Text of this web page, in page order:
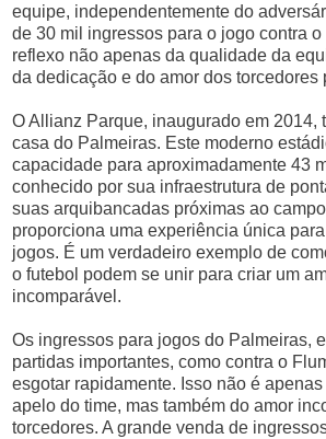
equipe, independentemente do
de 30 mil ingressos para o jogo contra
reflexo não apenas da qualidade da
da dedicação e do amor dos torcedores
O Allianz Parque, inaugurado em 2014,
casa do Palmeiras. Este moderno
capacidade para aproximadamente 43
conhecido por sua infraestrutura de
suas arquibancadas próximas ao
proporciona uma experiência única
jogos. É um verdadeiro exemplo de
o futebol podem se unir para criar um
incomparável.
Os ingressos para jogos do Palmeiras,
partidas importantes, como contra o
esgotar rapidamente. Isso não é
apelo do time, mas também do amor
torcedores. A grande venda de